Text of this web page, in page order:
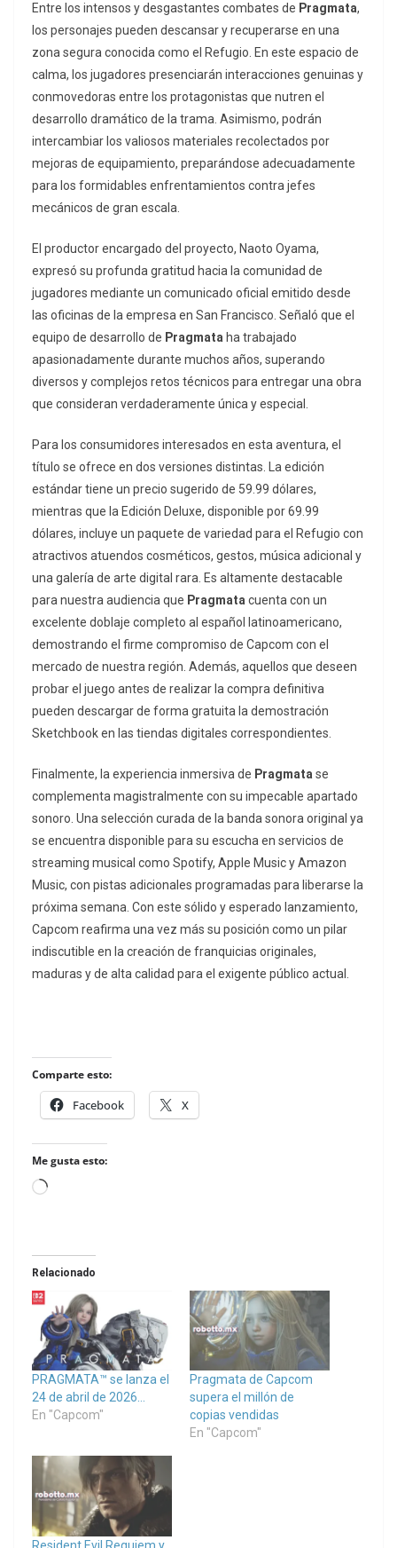
Entre los intensos y desgastantes combates de Pragmata,
los personajes pueden descansar y recuperarse en una
zona segura conocida como el Refugio. En este espacio de
calma, los jugadores presenciarán interacciones genuinas y
conmovedoras entre los protagonistas que nutren el
desarrollo dramático de la trama. Asimismo, podrán
intercambiar los valiosos materiales recolectados por
mejoras de equipamiento, preparándose adecuadamente
para los formidables enfrentamientos contra jefes
mecánicos de gran escala.
El productor encargado del proyecto, Naoto Oyama,
expresó su profunda gratitud hacia la comunidad de
jugadores mediante un comunicado oficial emitido desde
las oficinas de la empresa en San Francisco. Señaló que el
equipo de desarrollo de Pragmata ha trabajado
apasionadamente durante muchos años, superando
diversos y complejos retos técnicos para entregar una obra
que consideran verdaderamente única y especial.
Para los consumidores interesados en esta aventura, el
título se ofrece en dos versiones distintas. La edición
estándar tiene un precio sugerido de 59.99 dólares,
mientras que la Edición Deluxe, disponible por 69.99
dólares, incluye un paquete de variedad para el Refugio con
atractivos atuendos cosméticos, gestos, música adicional y
una galería de arte digital rara. Es altamente destacable
para nuestra audiencia que Pragmata cuenta con un
excelente doblaje completo al español latinoamericano,
demostrando el firme compromiso de Capcom con el
mercado de nuestra región. Además, aquellos que deseen
probar el juego antes de realizar la compra definitiva
pueden descargar de forma gratuita la demostración
Sketchbooken las tiendas digitales correspondientes.
Finalmente, la experiencia inmersiva de Pragmata se
complementa magistralmente con su impecable apartado
sonoro. Una selección curada de la banda sonora original ya
se encuentra disponible para su escucha en servicios de
streaming musical como Spotify, Apple Music y Amazon
Music, con pistas adicionales programadas para liberarse la
próxima semana. Con este sólido y esperado lanzamiento,
Capcom reafirma una vez más su posición como un pilar
indiscutible en la creación de franquicias originales,
maduras y de alta calidad para el exigente público actual.
Comparte esto:
Facebook X
Me gusta esto:
Loading…
Relacionado
PRAGMATA™ se lanza el
24 de abril de 2026…
En "Capcom"
Pragmata de Capcom
supera el millón de
copias vendidas
En "Capcom"
Resident Evil Requiem y